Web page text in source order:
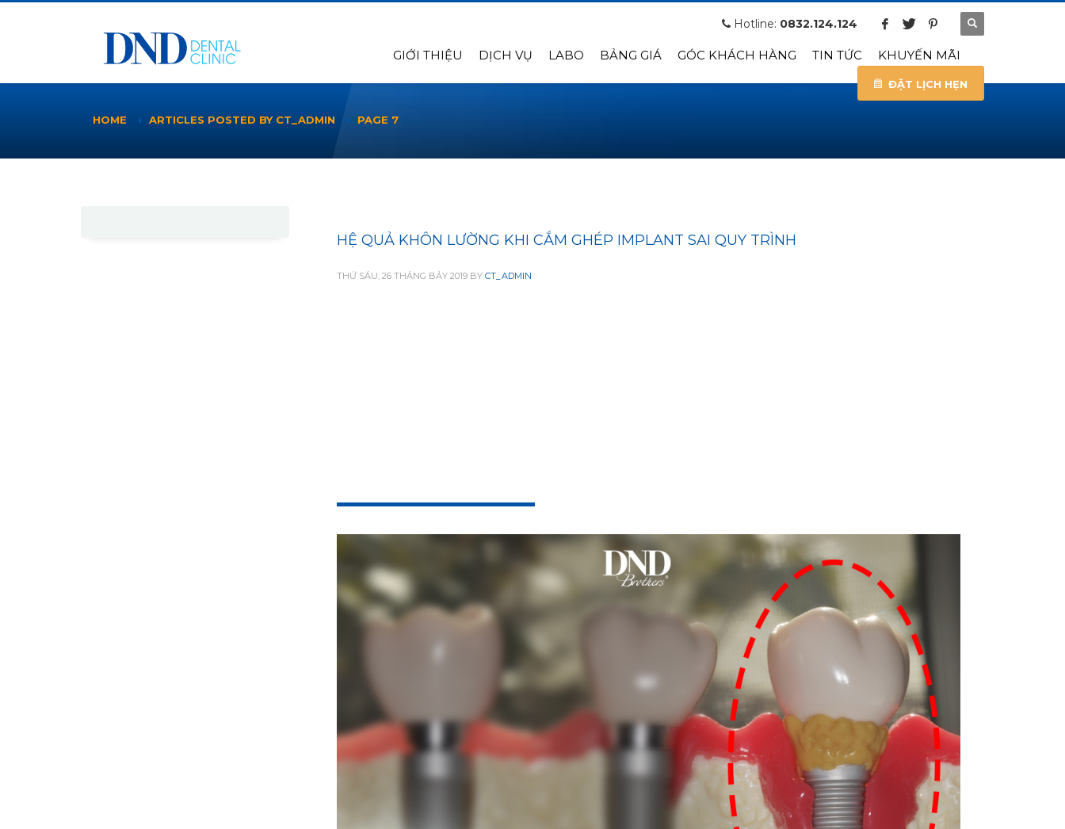
Hotline: 0832.124.124
GIỚI THIỆU DỊCH VỤ LABO BẢNG GIÁ GÓC KHÁCH HÀNG TIN TỨC KHUYẾN MÃI
ĐẶT LỊCH HẸN
HOME ARTICLES POSTED BY CT_ADMIN PAGE 7
HỆ QUẢ KHÔN LƯỜNG KHI CẮM GHÉP IMPLANT SAI QUY TRÌNH
THỨ SÁU, 26 THÁNG BẢY 2019 BY CT_ADMIN